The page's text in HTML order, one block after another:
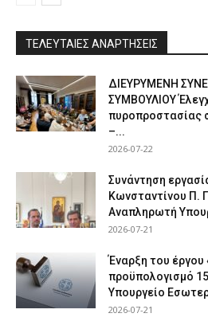
ΤΕΛΕΥΤΑΙΕΣ ΑΝΑΡΤΗΣΕΙΣ
ΔΙΕΥΡΥΜΕΝΗ
ΣΥΜΒΟΥΛΙΟΥ
πυροπροστασίας
–...
2026-07-22
Συνάντηση
Κωνσταντίνου Π.
Αναπληρωτή
2026-07-21
Έναρξη του έργου
προϋπολογισμό
Υπουργείο
2026-07-21